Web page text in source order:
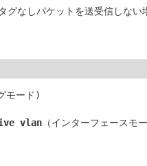
グなしパケットを送受信しない
モード)
vlan